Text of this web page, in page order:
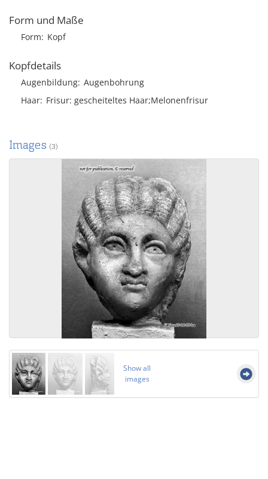
Form und Maße
Form Kopf
Kopfdetails
Augenbildung Augenbohrung
Haar Frisur gescheiteltes Haar;Melonenfrisur
Images (3)
Show all
images